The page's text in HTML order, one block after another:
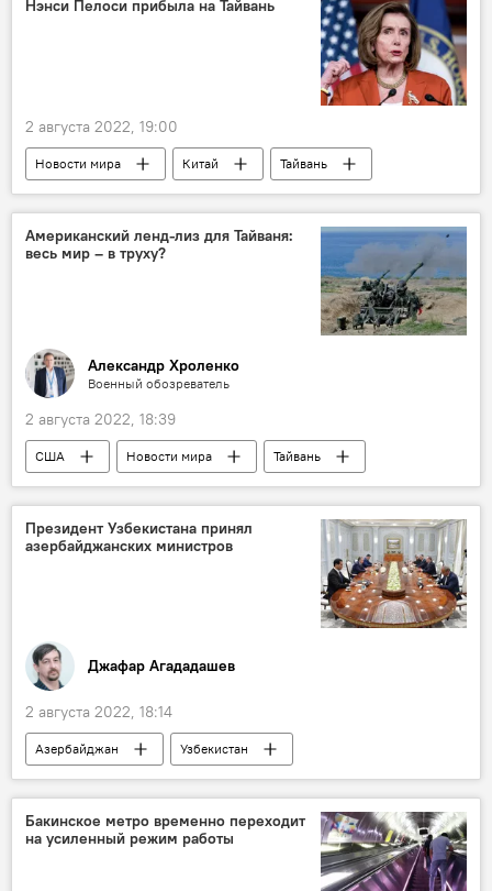
Нэнси Пелоси прибыла на Тайвань
2 августа 2022, 19:00
Новости мира Китай
Тайвань
США
Американский ленд-лиз для Тайваня:
весь мир – в труху?
Александр Хроленко
Военный обозреватель
2 августа 2022, 18:39
США Новости мира
Тайвань
Колумнисты
Президент Узбекистана принял
азербайджанских министров
Джафар Агададашев
2 августа 2022, 18:14
Азербайджан
Узбекистан
Шавкат Мирзиеев
Джейхун Байрамов
Микаил Джаббаров
Рашад Набиев
Политика
Бакинское метро временно переходит
на усиленный режим работы